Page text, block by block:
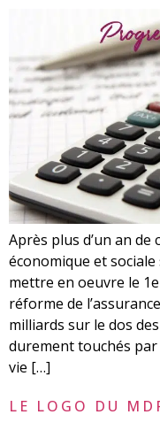
Après plus d’un an
économique et sociale
mettre en oeuvre le
réforme de
milliards sur le dos
durement touchés par
vie […]
LE LOGO DU